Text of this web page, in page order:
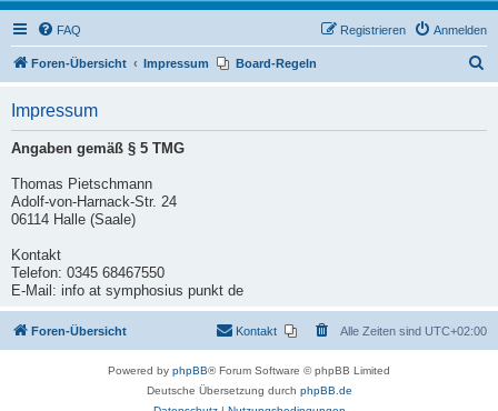
FAQ Anmelden
Registrieren
Foren-Übersicht Impressum Board-Regeln
Impressum
Angaben gemäß § 5 TMG
Thomas Pietschmann
Adolf-von-Harnack-Str. 24
06114 Halle (Saale)
Kontakt
Telefon: 0345 68467550
E-Mail: info at symphosius punkt de
Foren-Übersicht Alle Zeiten sind UTC+02:00
Kontakt
Powered by phpBB® Forum Software © phpBB Limited
Deutsche Übersetzung durch phpBB.de